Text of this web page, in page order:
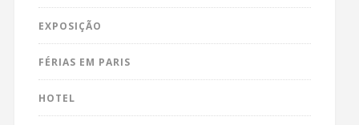
EXPOSIÇÃO
FÉRIAS EM PARIS
HOTEL